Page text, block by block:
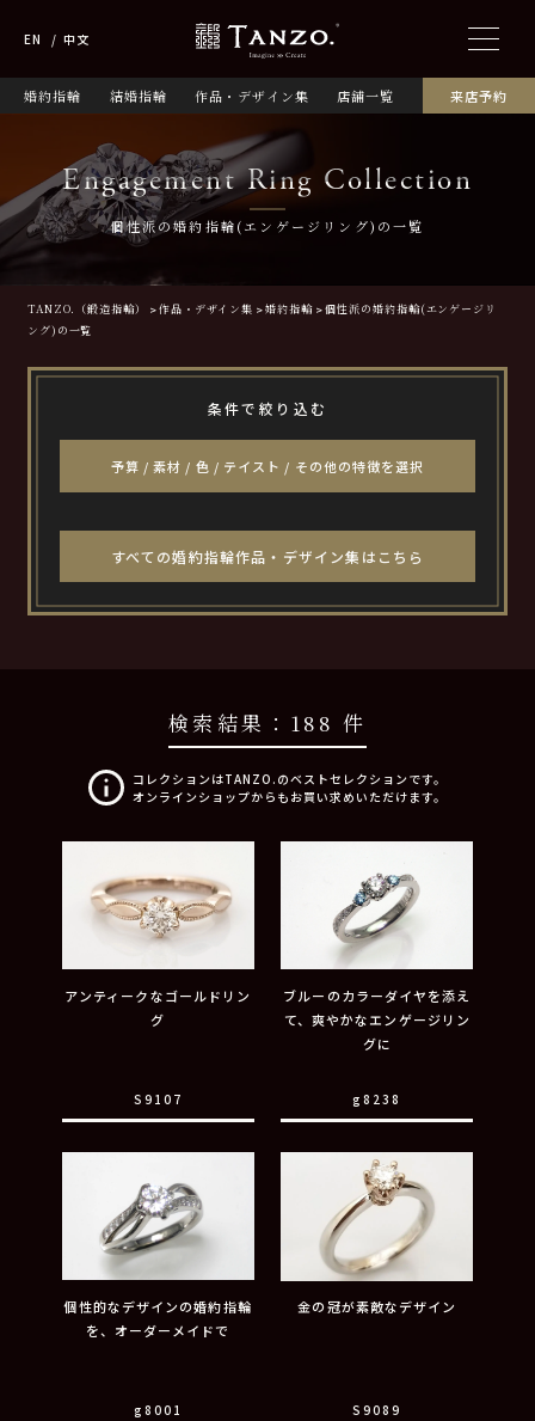
婚約指輪 結婚指輪 作品・デザイン集 店舗一覧 来店予約
EN 中文
Engagement Ring Collection
個性派の婚約指輪(エンゲージリング)の一覧
TANZO.（鍛造指輪） 作品・デザイン集 婚約指輪
個性派の婚約指輪(エンゲージリ
ング)の一覧
条件で絞り込む
予算 / 素材 / 色 / テイスト / その他の特徴を選択
すべての婚約指輪作品・デザイン集はこちら
検索結果： 188 件
コレクションはTANZO.のベストセレクションです。
オンラインショップからもお買い求めいただけます。
アンティークなゴールドリン
グ
S9107
ブルーのカラーダイヤを添え
て、爽やかなエンゲージリン
グに
g8238
個性的なデザインの婚約指輪
を、オーダーメイドで
g8001
金の冠が素敵なデザイン
S9089